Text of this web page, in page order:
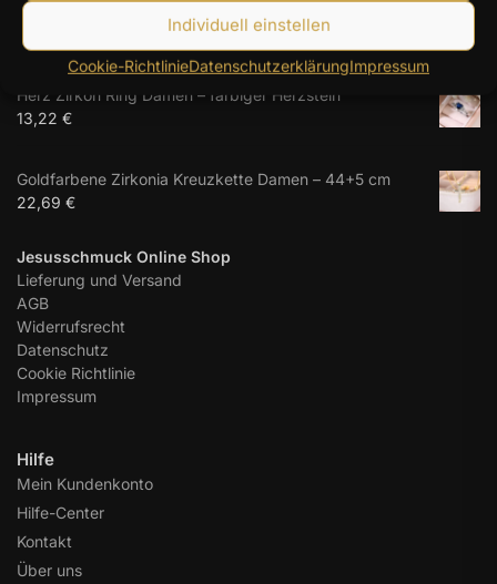
Individuell einstellen
Cookie-RichtlinieDatenschutzerklärungImpressum
cm
Herz Zirkon Ring Damen – farbiger Herzstein
13,22 €
Goldfarbene Zirkonia Kreuzkette Damen – 44+5 cm
22,69 €
Jesusschmuck Online Shop
Lieferung und Versand
AGB
Widerrufsrecht
Datenschutz
Cookie Richtlinie
Impressum
Hilfe
Mein Kundenkonto
Hilfe-Center
Kontakt
Über uns